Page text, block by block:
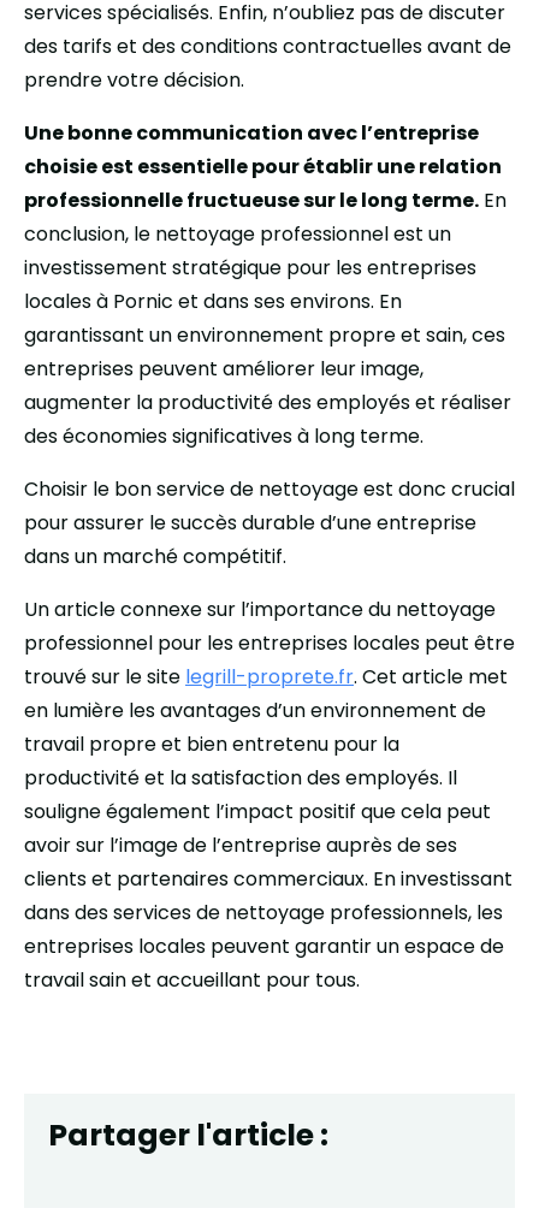
services spécialisés. Enfin, n’oubliez pas de discuter
des tarifs et des conditions contractuelles avant de
prendre votre décision.
Une bonne communication avec l’entreprise
choisie est essentielle pour établir une relation
professionnelle fructueuse sur le long terme. En
conclusion, le nettoyage professionnel est un
investissement stratégique pour les entreprises
locales à Pornic et dans ses environs. En
garantissant un environnement propre et sain, ces
entreprises peuvent améliorer leur image,
augmenter la productivité des employés et réaliser
des économies significatives à long terme.
Choisir le bon service de nettoyage est donc crucial
pour assurer le succès durable d’une entreprise
dans un marché compétitif.
Un article connexe sur l’importance du nettoyage
professionnel pour les entreprises locales peut être
trouvé sur le site legrill-proprete.fr. Cet article met
en lumière les avantages d’un environnement de
travail propre et bien entretenu pour la
productivité et la satisfaction des employés. Il
souligne également l’impact positif que cela peut
avoir sur l’image de l’entreprise auprès de ses
clients et partenaires commerciaux. En investissant
dans des services de nettoyage professionnels, les
entreprises locales peuvent garantir un espace de
travail sain et accueillant pour tous.
Partager l'article :